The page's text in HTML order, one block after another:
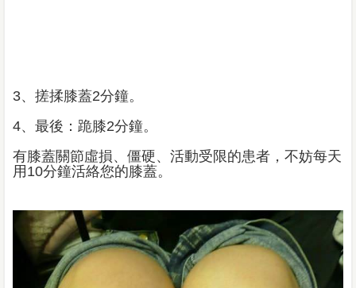
3、搓揉膝蓋2分鐘。
4、最後：跪膝2分鐘。
有膝蓋關節虛損、僵硬、活動受限的患者，不妨每天
用10分鐘活絡您的膝蓋。